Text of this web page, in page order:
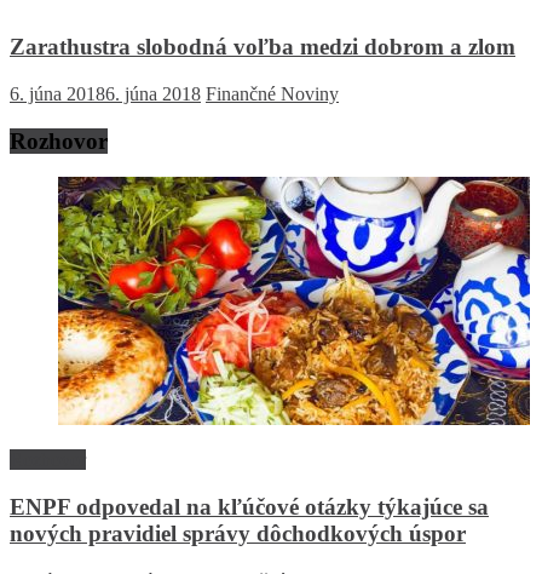
Zarathustra slobodná voľba medzi dobrom a zlom
6. júna 20186. júna 2018 Finančné Noviny
Rozhovor
ENPF odpovedal na kľúčové otázky týkajúce sa
nových pravidiel správy dôchodkových úspor